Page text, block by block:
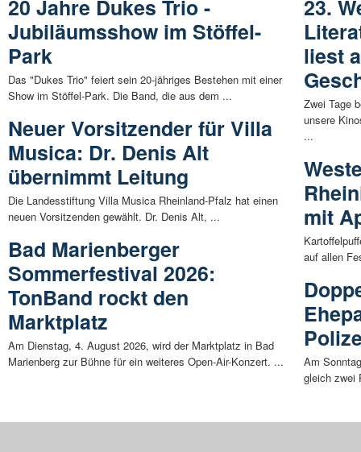
20 Jahre Dukes Trio -
Jubiläumsshow im Stöffel-
Park
Das "Dukes Trio" feiert sein 20-jähriges Bestehen mit einer
Show im Stöffel-Park. Die Band, die aus dem ...
Neuer Vorsitzender für Villa
Musica: Dr. Denis Alt
übernimmt Leitung
Die Landesstiftung Villa Musica Rheinland-Pfalz hat einen
neuen Vorsitzenden gewählt. Dr. Denis Alt, ...
Bad Marienberger
Sommerfestival 2026:
TonBand rockt den
Marktplatz
Am Dienstag, 4. August 2026, wird der Marktplatz in Bad
Marienberg zur Bühne für ein weiteres Open-Air-Konzert. ...
23.
liest
Zwei Tage
unsere
...
mit
auf allen
Am
gleich zwei